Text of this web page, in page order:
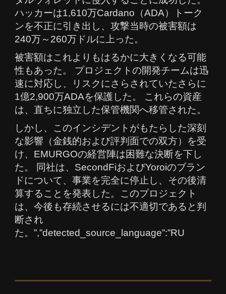
ハッカーは1,610万Cardano（ADA）トーク
ンを不正に引き出し、攻撃当時の被害額は
240万～260万ドルに上った。
被害額はこれよりもはるかに大きくなる可能
性もあった。 プロジェクトの開発チームは迅
速に対応し、リスクにさらされていたさらに
1億2,900万ADAを保護した。 これらの資産
は、直ちに独立した保管機関へ移管された。
しかし、このインシデントがもたらした深刻
な影響（金銭的および評判面での双方）を受
け、EMURGOの経営陣は困難な決断を下し
た。 同社は、SecondFiおよびYoroiのブラン
ドについて、事業を完全に停止し、その後清
算することを発表した。このプロジェクト
は、今後も存続させるには不適切であると判
断され
た。”,”detected_source_language”:”RU